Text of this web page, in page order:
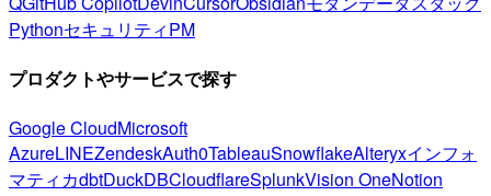
PythonセキュリティPM
プロダクトやサービスで探す
Google CloudMicrosoft
AzureLINEZendeskAuth0TableauSnowflakeAlteryxインフォ
マティカdbtDuckDBCloudflareSplunkVision OneNotion